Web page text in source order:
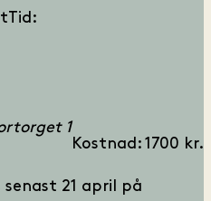
Tid:
1
Kostnad: 1700 kr.
21 april på